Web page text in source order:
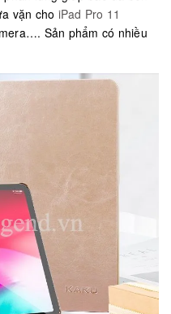
vặn cho iPad Pro 11
Sản phẩm có nhiều